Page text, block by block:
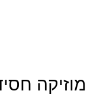
מוזיקה